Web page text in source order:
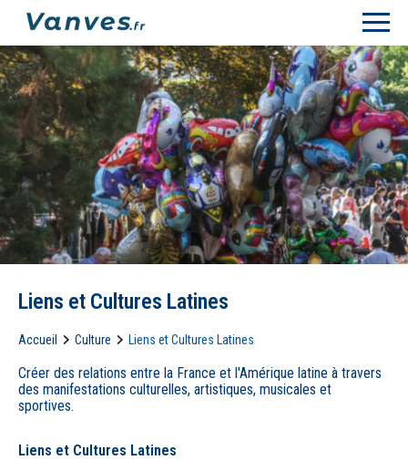
Liens et Cultures Latines
Accueil Culture Liens et Cultures Latines
Créer des relations entre la France et l'Amérique latine à travers
des manifestations culturelles, artistiques, musicales et
sportives.
Liens et Cultures Latines